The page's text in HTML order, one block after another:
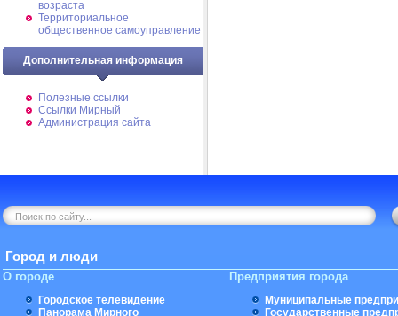
возраста
Территориальное
общественное самоуправление
Дополнительная информация
Полезные ссылки
Ссылки Мирный
Администрация сайта
Город и люди
О городе
Городское телевидение
Панорама Мирного
Предприятия города
Муниципальные
Государственные